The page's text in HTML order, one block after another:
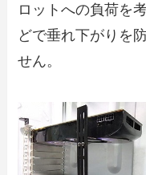
ロットへの負荷を
どで垂れ下がりを
せん。